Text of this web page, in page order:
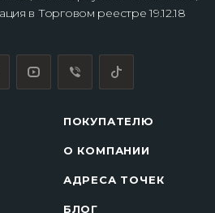
в Торговом реестре 19.12.18
ПОКУПАТЕЛЮ
О КОМПАНИИ
АДРЕСА ТОЧЕК
БЛОГ